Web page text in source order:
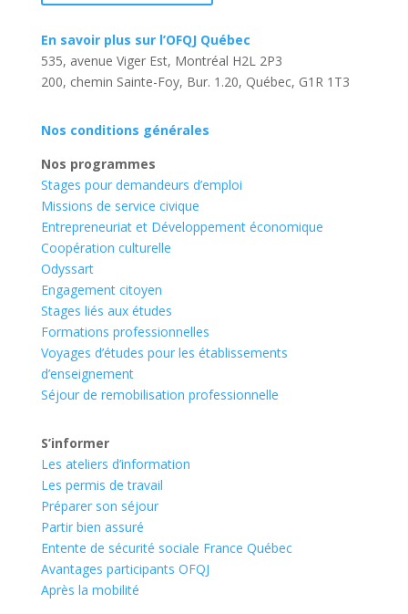
En savoir plus sur l’OFQJ Québec
535, avenue Viger Est, Montréal H2L 2P3
200, chemin Sainte-Foy, Bur. 1.20, Québec, G1R 1T3
Nos conditions générales
Nos programmes
Stages pour demandeurs d’emploi
Missions de service civique
Entrepreneuriat et Développement économique
Coopération culturelle
Odyssart
Engagement citoyen
Stages liés aux études
Formations professionnelles
Voyages d’études pour les établissements
d’enseignement
Séjour de remobilisation professionnelle
S’informer
Les ateliers d’information
Les permis de travail
Préparer son séjour
Partir bien assuré
Entente de sécurité sociale France Québec
Avantages participants OFQJ
Après la mobilité